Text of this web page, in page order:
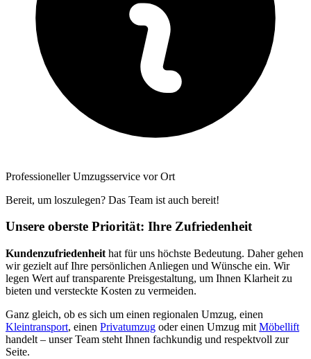
Professioneller Umzugsservice vor Ort
Bereit, um loszulegen? Das Team ist auch bereit!
Unsere oberste Priorität: Ihre Zufriedenheit
Kundenzufriedenheit hat für uns höchste Bedeutung. Daher gehen
wir gezielt auf Ihre persönlichen Anliegen und Wünsche ein. Wir
legen Wert auf transparente Preisgestaltung, um Ihnen Klarheit zu
bieten und versteckte Kosten zu vermeiden.
Ganz gleich, ob es sich um einen regionalen Umzug, einen
Kleintransport, einen Privatumzug oder einen Umzug mit Möbellift
handelt – unser Team steht Ihnen fachkundig und respektvoll zur
Seite.